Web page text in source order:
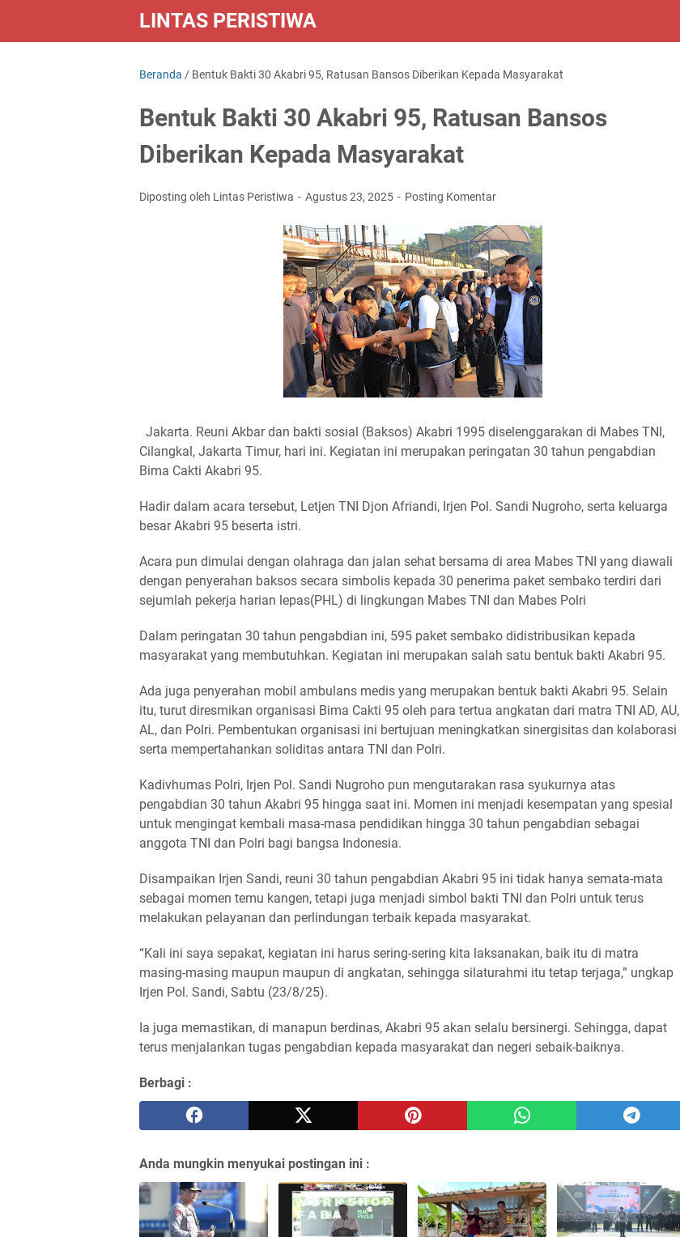
LINTAS PERISTIWA
Beranda / Bentuk Bakti 30 Akabri 95, Ratusan Bansos Diberikan Kepada Masyarakat
Bentuk Bakti 30 Akabri 95, Ratusan Bansos
Diberikan Kepada Masyarakat
Diposting oleh Lintas Peristiwa Agustus 23, 2025 Posting Komentar
Jakarta. Reuni Akbar dan bakti sosial (Baksos) Akabri 1995 diselenggarakan di Mabes TNI,
Cilangkal, Jakarta Timur, hari ini. Kegiatan ini merupakan peringatan 30 tahun pengabdian
Bima Cakti Akabri 95.
Hadir dalam acara tersebut, Letjen TNI Djon Afriandi, Irjen Pol. Sandi Nugroho, serta keluarga
besar Akabri 95 beserta istri.
Acara pun dimulai dengan olahraga dan jalan sehat bersama di area Mabes TNI yang diawali
dengan penyerahan baksos secara simbolis kepada 30 penerima paket sembako terdiri dari
sejumlah pekerja harian lepas(PHL) di lingkungan Mabes TNI dan Mabes Polri
Dalam peringatan 30 tahun pengabdian ini, 595 paket sembako didistribusikan kepada
masyarakat yang membutuhkan. Kegiatan ini merupakan salah satu bentuk bakti Akabri 95.
Ada juga penyerahan mobil ambulans medis yang merupakan bentuk bakti Akabri 95. Selain
itu, turut diresmikan organisasi Bima Cakti 95 oleh para tertua angkatan dari matra TNI AD, AU,
AL, dan Polri. Pembentukan organisasi ini bertujuan meningkatkan sinergisitas dan kolaborasi
serta mempertahankan soliditas antara TNI dan Polri.
Kadivhumas Polri, Irjen Pol. Sandi Nugroho pun mengutarakan rasa syukurnya atas
pengabdian 30 tahun Akabri 95 hingga saat ini. Momen ini menjadi kesempatan yang spesial
untuk mengingat kembali masa-masa pendidikan hingga 30 tahun pengabdian sebagai
anggota TNI dan Polri bagi bangsa Indonesia.
Disampaikan Irjen Sandi, reuni 30 tahun pengabdian Akabri 95 ini tidak hanya semata-mata
sebagai momen temu kangen, tetapi juga menjadi simbol bakti TNI dan Polri untuk terus
melakukan pelayanan dan perlindungan terbaik kepada masyarakat.
“Kali ini saya sepakat, kegiatan ini harus sering-sering kita laksanakan, baik itu di matra
masing-masing maupun maupun di angkatan, sehingga silaturahmi itu tetap terjaga,” ungkap
Irjen Pol. Sandi, Sabtu (23/8/25).
Ia juga memastikan, di manapun berdinas, Akabri 95 akan selalu bersinergi. Sehingga, dapat
terus menjalankan tugas pengabdian kepada masyarakat dan negeri sebaik-baiknya.
Berbagi :
Anda mungkin menyukai postingan ini :